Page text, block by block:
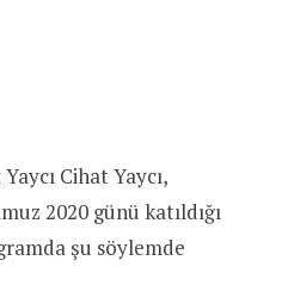
Cihat Yaycı,
2020 günü katıldığı
şu söylemde